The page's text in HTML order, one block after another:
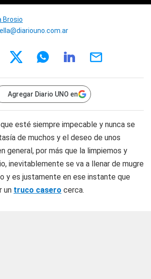
Brosio
Agregar Diario UNO en
que esté siempre impecable y nunca se
de muchos y el deseo de unos
general, por más que la limpiemos y
inevitablemente se va a llenar de mugre
y es justamente en ese instante que
un truco casero cerca.